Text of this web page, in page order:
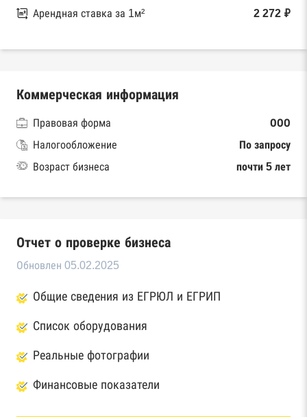
Арендная ставка за 1м² 2 272 ₽
Коммерческая информация
Правовая форма
ООО
Налогообложение
По запросу
Возраст бизнеса
почти 5 лет
Отчет о проверке бизнеса
Обновлен 05.02.2025
Общие сведения из ЕГРЮЛ и ЕГРИП
Список оборудования
Реальные фотографии
Финансовые показатели